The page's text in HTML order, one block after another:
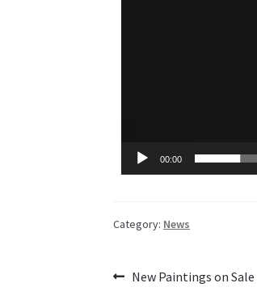
00:00
Category: News
New Paintings on